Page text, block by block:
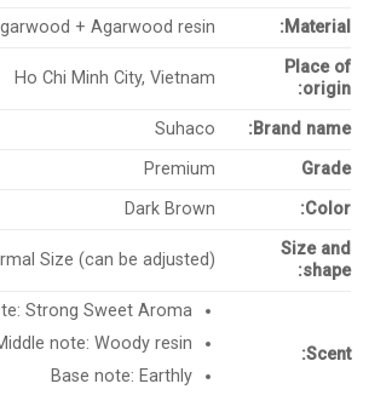
Material:
+ Agarwood resin
Place of
origin:
Ho Chi Minh City, Vietnam
Brand name:
Suhaco
Grade
Premium
Color:
Dark Brown
Size and
shape:
Size (can be adjusted)
Scent:
Strong Sweet Aroma
note: Woody resin
Base note: Earthly